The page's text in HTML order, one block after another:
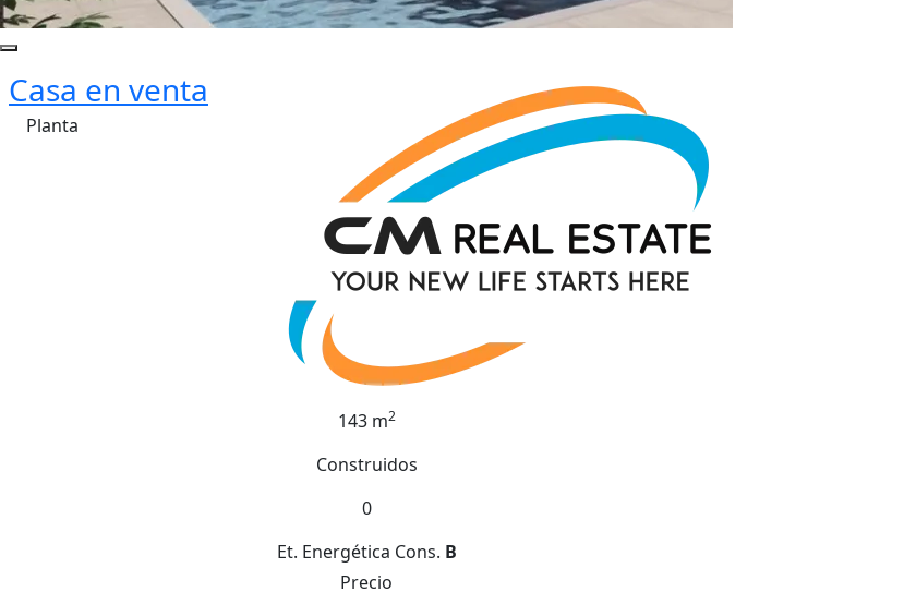
Casa en venta
Planta
143 m2
Construidos
0
Et. Energética Cons. B
Precio